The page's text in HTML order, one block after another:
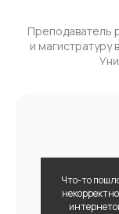
Преподаватель
и магистратуру
Что-то